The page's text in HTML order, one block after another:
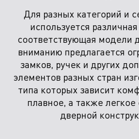
Для разных категорий и
используется
соответствующая модели
вниманию предлагается
замков, ручек и других
элементов разных стран
типа которых зависит
плавное, а также
дверной